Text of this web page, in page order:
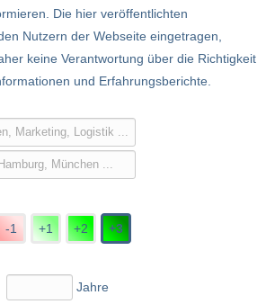
Die hier veröffentlichten
Nutzern der Webseite eingetragen,
keine Verantwortung über die Richtigkeit
und Erfahrungsberichte.
-1 +1 +2 +3
Jahre